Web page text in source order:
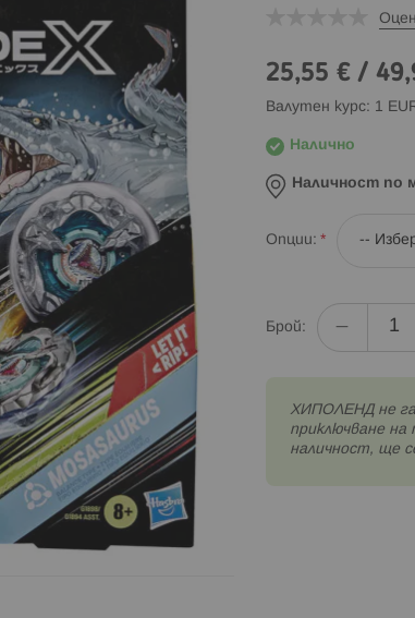
25,55 €/
Валутен курс: 1
Налично
Наличност по
Опции
Брой:
XИПОЛЕНД не
приключване на
наличност, ще